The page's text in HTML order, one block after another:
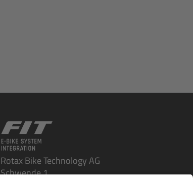
Rotax Bike Technology AG
Schwende 1